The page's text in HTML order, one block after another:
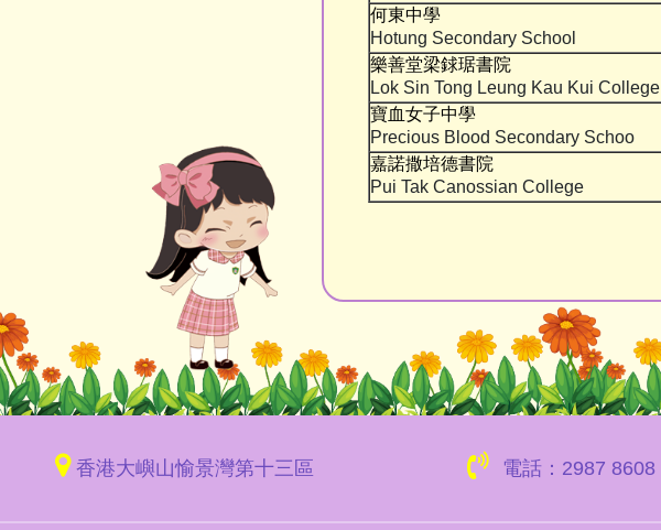
何東中學
Hotung Secondary School
樂善堂梁銶琚書院
Lok Sin Tong Leung Kau Kui College
寶血女子中學
Precious Blood Secondary Schoo
嘉諾撒培德書院
Pui Tak Canossian College
香港大嶼山愉景灣第十三區 電話：2987 8608